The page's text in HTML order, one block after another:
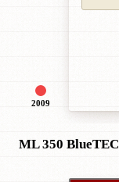
2009
ML 350 BlueTEC